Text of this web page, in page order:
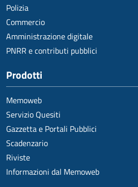
Polizia
Commercio
Amministrazione digitale
PNRR e contributi pubblici
Prodotti
Memoweb
Servizio Quesiti
Gazzetta e Portali Pubblici
Scadenzario
Riviste
Informazioni dal Memoweb